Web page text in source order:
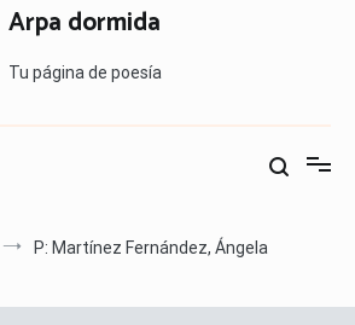
Arpa dormida
Tu página de poesía
P: Martínez Fernández, Ángela